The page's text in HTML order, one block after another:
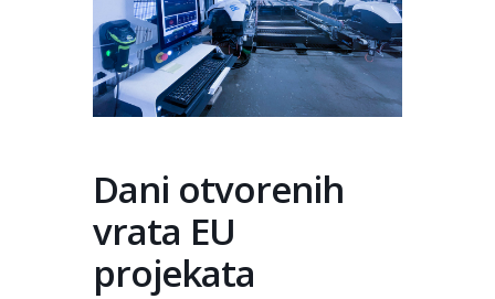
Dani otvorenih
vrata EU
projekata